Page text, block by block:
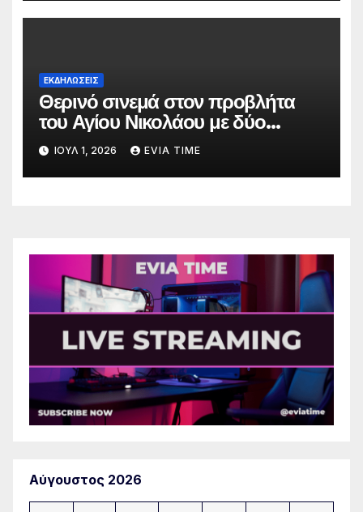
ΕΚΔΗΛΩΣΕΙΣ
Θερινό σινεμά στον προβλήτα
του Αγίου Νικολάου με δύο
οικογενειακές ταινίες
ΙΟΎΛ 1, 2026 EVIA TIME
Αύγουστος 2026